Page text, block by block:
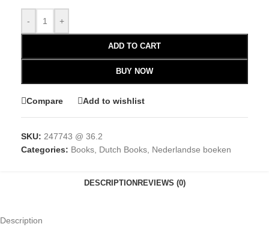
- +
ADD TO CART
BUY NOW
Compare Add to wishlist
SKU: 247743 @ 36.2
Categories: Books, Dutch Books, Nederlandse boeken
DESCRIPTION REVIEWS (0)
Description